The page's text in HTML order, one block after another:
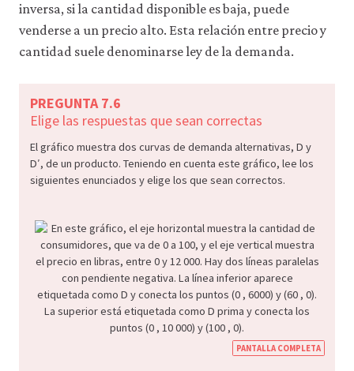
cookies
necesarias
las
cookies
inversa, si la cantidad disponible es baja, puede
venderse a un precio alto. Esta relación entre precio y
cantidad suele denominarse ley de la demanda.
PREGUNTA 7.6
Elige las respuestas que sean correctas
El gráfico muestra dos curvas de demanda alternativas, D y
D′, de un producto. Teniendo en cuenta este gráfico, lee los
siguientes enunciados y elige los que sean correctos.
PANTALLA COMPLETA